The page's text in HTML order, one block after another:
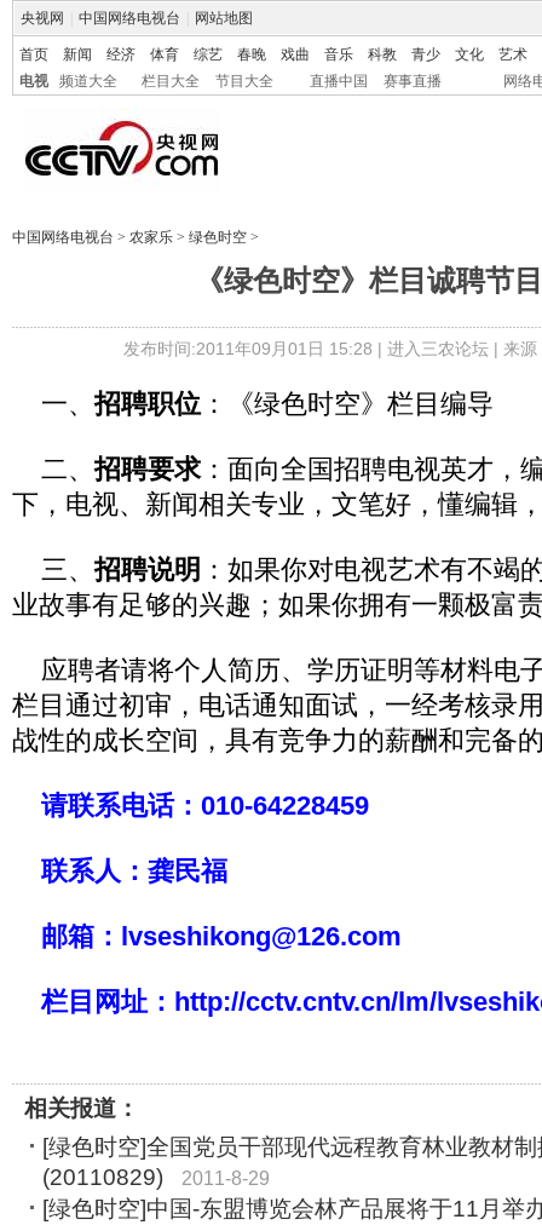
央视网 中国网络电视台 网站地图
首页 新闻 经济 体育 综艺 春晚 戏曲 音乐 科教 青少 文化
艺术
电视
频道大全 栏目大全 节目大全 直播中国 赛事直播 网络
中国网络电视台 > 农家乐 > 绿色时空 >
《绿色时空》栏目诚聘节
发布时间:2011年09月01日 15:28 | 进入三农论坛| 来源
一、招聘职位：《绿色时空》栏目编导
二、招聘要求：面向全国招聘电视英才，
下，电视、新闻相关专业，文笔好，懂编辑
三、招聘说明 ：如果你对电视艺术有不竭
业故事有足够的兴趣；如果你拥有一颗极富
应聘者请将个人简历、学历证明等材料电
栏目通过初审，电话通知面试，一经考核录
战性的成长空间，具有竞争力的薪酬和完备
请联系电话：010-64228459
联系人：龚民福
邮箱： lvseshikong@126.com
栏目网址： http://cctv.cntv.cn/lm/
相关报道：
[绿色时空]全国党员干部现代远程教育林业教材
(20110829)
2011-8-29
[绿色时空]中国-东盟博览会林产品展将于11月举